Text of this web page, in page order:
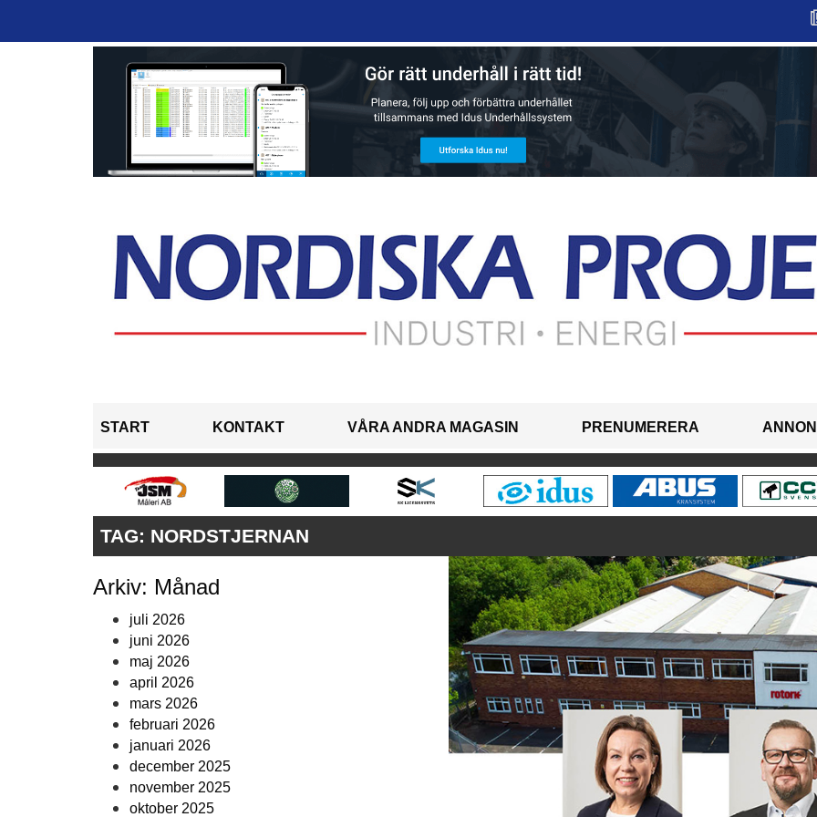
START KONTAKT VÅRA ANDRA MAGASIN PRENUMERERA
TAG: NORDSTJERNAN
Arkiv: Månad
juli 2026
juni 2026
maj 2026
april 2026
mars 2026
februari 2026
januari 2026
december 2025
november 2025
oktober 2025